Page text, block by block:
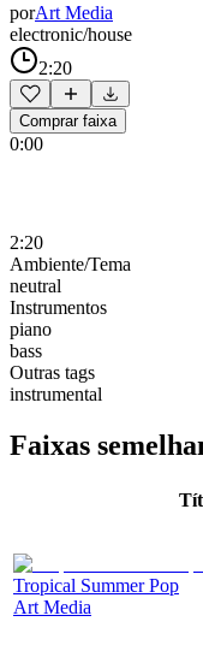
porArt Media
electronic/house
2:20
Comprar faixa
0:00
2:20
Ambiente/Tema
neutral
Instrumentos
piano
bass
Outras tags
instrumental
Faixas
Tropical Summer Pop
Art Media